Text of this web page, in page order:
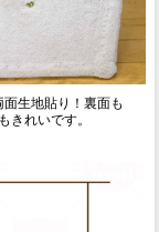
面生地貼り！裏面も
きれいです。